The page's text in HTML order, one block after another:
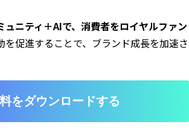
ュニティ＋AIで、消費者をロイヤルファン
を促進することで、ブランド成長を加速さ
をダウンロードする